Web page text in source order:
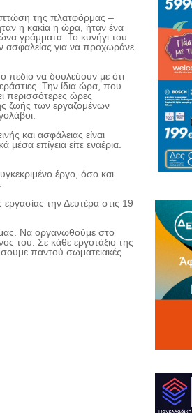
πτώση της πλατφόρμας –
η κακία η ώρα, ήταν ένα
γράμματα. Το κυνήγι του
ασφαλείας για να προχωράνε
πεδίο να δουλεύουν με ότι
Την ίδια ώρα, που
περισσότερες ώρες
ζωής των εργαζομένων
και ασφάλειας είναι
μέσα επίγεια είτε εναέρια.
έργο, όσο και
την Δευτέρα στις 19
Να οργανωθούμε στο
του. Σε κάθε εργοτάξιο της
παντού σωματειακές